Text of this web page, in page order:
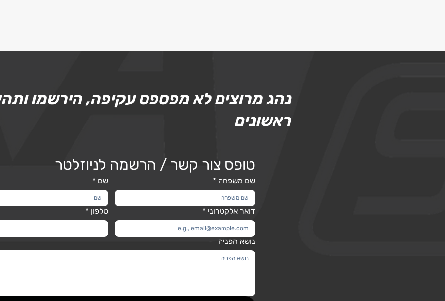
נהג מרוצים לא מפספס עקיפה, הירשמו
ראשונים
טופס צור קשר / הרשמה לניוזלטר
שם משפחה * שם *
דואר אלקטרוני * טלפון *
נושא הפניה